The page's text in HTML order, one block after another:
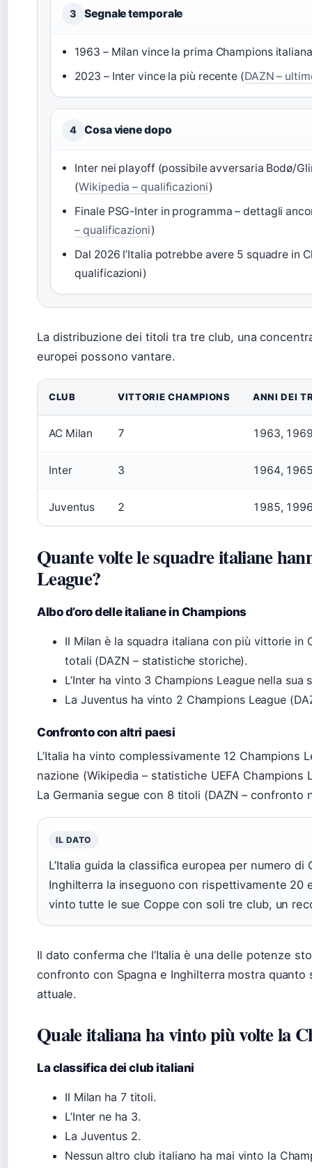
3 Segnale temporale
1963 – Milan vince la prima Champions
2023 – Inter vince la più recente (DAZN –
4 Cosa viene dopo
Inter nei playoff (possibile avversaria Bodø/
(Wikipedia – qualificazioni)
Finale PSG-Inter in programma – dettagli
– qualificazioni)
Dal 2026 l’Italia potrebbe avere 5 squadre in
qualificazioni)
La distribuzione dei titoli tra tre club, una
europei possono vantare.
CLUB VITTORIE CHAMPIONS ANNI DEI
AC Milan 7 1963,
Inter 3 1964,
Juventus 2 1985,
Quante volte le squadre italiane
League?
Albo d’oro delle italiane in Champions
Il Milan è la squadra italiana con più vittorie in
totali (DAZN – statistiche storiche).
L’Inter ha vinto 3 Champions League nella
La Juventus ha vinto 2 Champions League
Confronto con altri paesi
L’Italia ha vinto complessivamente 12 Champions
nazione (Wikipedia – statistiche UEFA Champions
La Germania segue con 8 titoli (DAZN – confronto
IL DATO
L’Italia guida la classifica europea per numero
Inghilterra la inseguono con rispettivamente 20
vinto tutte le sue Coppe con soli tre club, un
Il dato conferma che l’Italia è una delle potenze
confronto con Spagna e Inghilterra mostra quanto
attuale.
Quale italiana ha vinto più volte la
La classifica dei club italiani
Il Milan ha 7 titoli.
L’Inter ne ha 3.
La Juventus 2.
Nessun altro club italiano ha mai vinto la